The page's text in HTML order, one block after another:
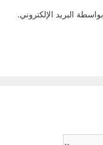
البريد الإلكتروني.